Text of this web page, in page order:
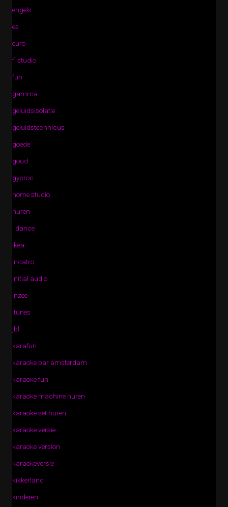
engels
es
euro
fl studio
fun
gamma
geluidsisolatie
geluidstechnicus
goede
goud
gyproc
home studio
huren
i dance
ikea
incatro
initial audio
inzee
itunes
jbl
karafun
karaoke bar amsterdam
karaoke fun
karaoke machine huren
karaoke set huren
karaoke versie
karaoke version
karaokeversie
kikkerland
kinderen